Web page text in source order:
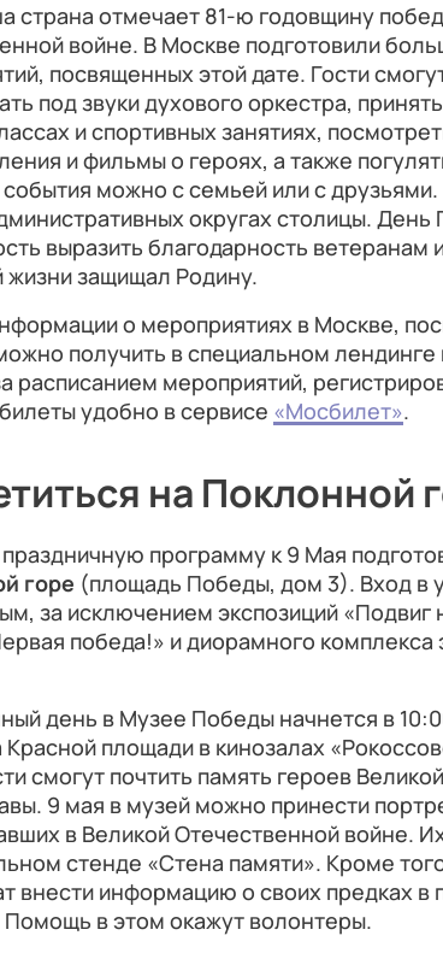
страна отмечает 81-ю годовщину
войне. В Москве подготовили
посвященных этой дате. Гости
под звуки духового оркестра,
и спортивных занятиях,
и фильмы о героях, а также
можно с семьей или с
округах столицы. День
выразить благодарность ветеранам
жизни защищал Родину.
о мероприятиях в Москве,
получить в специальном лендинге
расписанием мероприятий,
удобно в сервисе «Мосбилет».
на Поклонной
программу к 9 Мая
горе (площадь Победы, дом 3). Вход в
за исключением экспозиций «Подвиг
победа!» и диорамного комплекса
день в Музее Победы начнется в
Красной площади в кинозалах
смогут почтить память героев
9 мая в музей можно принести
в Великой Отечественной войне.
стенде «Стена памяти». Кроме
внести информацию о своих предках в
в этом окажут волонтеры.